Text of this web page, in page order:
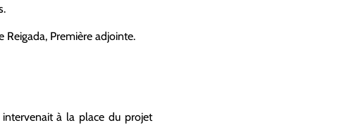
Reigada, Première adjointe.
à la place du projet